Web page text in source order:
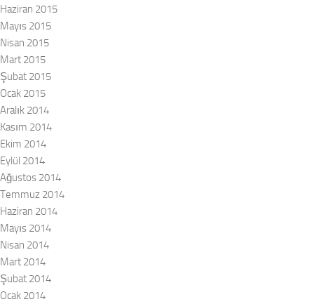
Haziran 2015
Mayıs 2015
Nisan 2015
Mart 2015
Şubat 2015
Ocak 2015
Aralık 2014
Kasım 2014
Ekim 2014
Eylül 2014
Ağustos 2014
Temmuz 2014
Haziran 2014
Mayıs 2014
Nisan 2014
Mart 2014
Şubat 2014
Ocak 2014